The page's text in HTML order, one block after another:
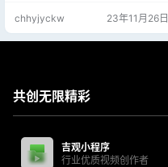
屏，一键录屏与截屏等便捷操作。
软件目前支持有线和无线两种投屏
方式，并动态支持多设备同时连
USB调试并将…
chhyjyckw 23年11月26日
共创无限精彩
吉观小程序
行业优质视频创作者